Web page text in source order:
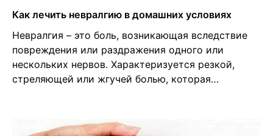
Как лечить невралгию в домашних условиях
Невралгия – это боль, возникающая вследствие
повреждения или раздражения одного или
нескольких нервов. Характеризуется резкой,
стреляющей или жгучей болью, которая…